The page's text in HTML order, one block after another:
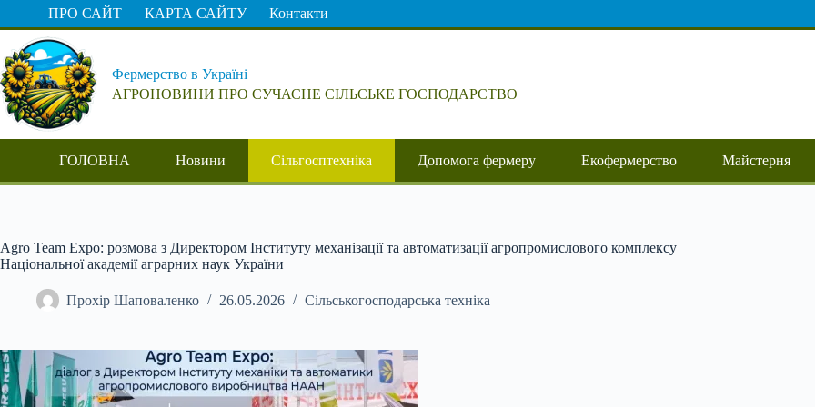
Перейти
вмісту
ПРО САЙТ КАРТА САЙТУ Контакти
Фермерство в Україні
АГРОНОВИНИ ПРО СУЧАСНЕ СІЛЬСЬКЕ ГОСПОДАРСТВО
ГОЛОВНА Новини Сільгосптехніка Допомога фермеру Екофермерство Майстерня
Agro Team Expo: розмова з Директором Інституту механізації та автоматизації агропромислового комплексу
Національної академії аграрних наук України
Прохір Шаповаленко 26.05.2026 Сільськогосподарська техніка